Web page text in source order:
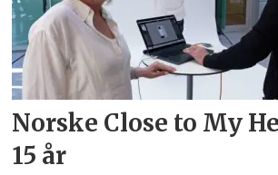
Norske Close to My
15 år